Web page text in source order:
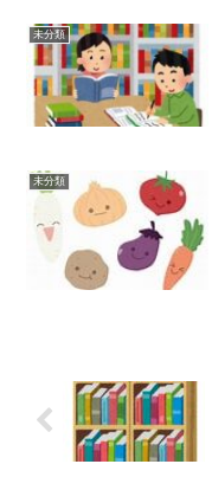
未分類
未分類